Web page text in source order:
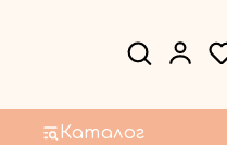
Каталог